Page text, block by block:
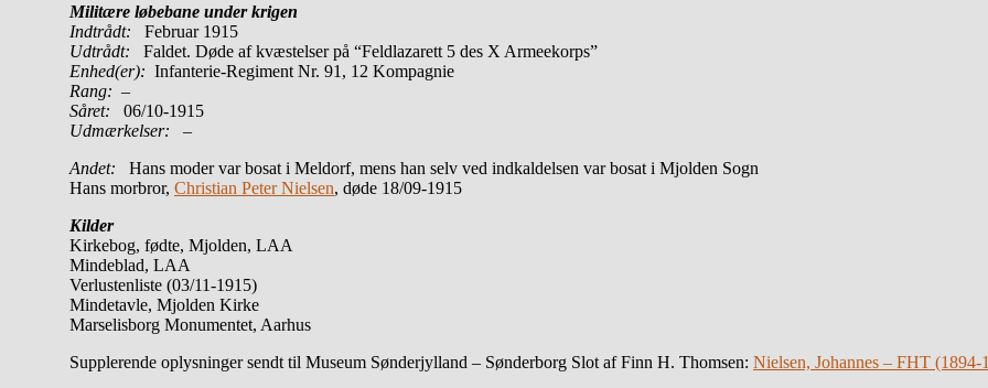
Militære løbebane under krigen
Indtrådt: Februar 1915
Udtrådt: Faldet. Døde af kvæstelser på “Feldlazarett 5 des X Armeekorps”
Enhed(er): Infanterie-Regiment Nr. 91, 12 Kompagnie
Rang: –
Såret: 06/10-1915
Udmærkelser: –
Andet: Hans moder var bosat i Meldorf, mens han selv ved indkaldelsen var bosat i Mjolden Sogn
Hans morbror, Christian Peter Nielsen, døde 18/09-1915
Kilder
Kirkebog, fødte, Mjolden, LAA
Mindeblad, LAA
Verlustenliste (03/11-1915)
Mindetavle, Mjolden Kirke
Marselisborg Monumentet, Aarhus
Supplerende oplysninger sendt til Museum Sønderjylland – Sønderborg Slot af Finn H. Thomsen: Nielsen, Johannes – FHT (1894-